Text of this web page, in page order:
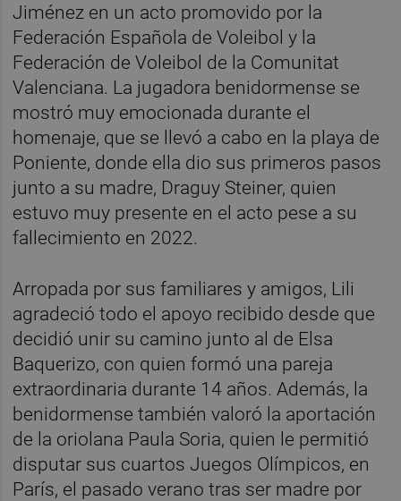
Jiménez en un acto promovido por la
Federación Española de Voleibol y la
Federación de Voleibol de la Comunitat
Valenciana. La jugadora benidormense se
mostró muy emocionada durante el
homenaje, que se llevó a cabo en la playa de
Poniente, donde ella dio sus primeros pasos
junto a su madre, Draguy Steiner, quien
estuvo muy presente en el acto pese a su
fallecimiento en 2022.
Arropada por sus familiares y amigos, Lili
agradeció todo el apoyo recibido desde que
decidió unir su camino junto al de Elsa
Baquerizo, con quien formó una pareja
extraordinaria durante 14 años. Además, la
benidormense también valoró la aportación
de la oriolana Paula Soria, quien le permitió
disputar sus cuartos Juegos Olímpicos, en
París, el pasado verano tras ser madre por